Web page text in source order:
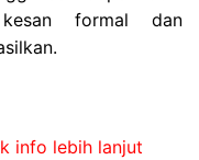
formal dan
info lebih lanjut